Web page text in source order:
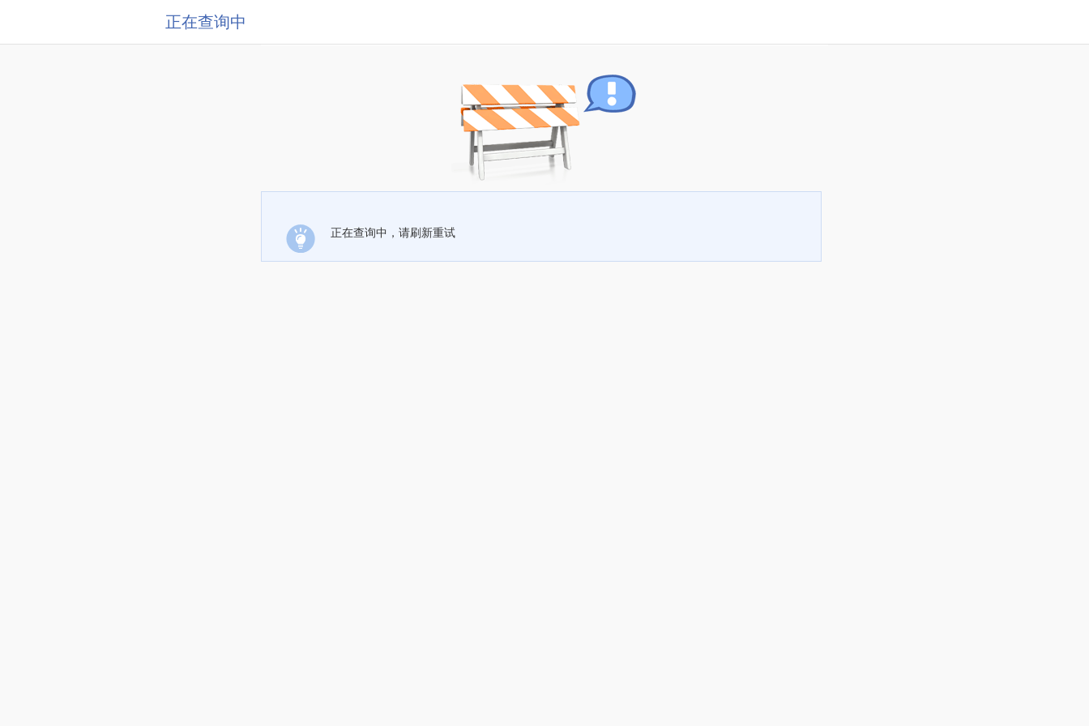
正在查询中
正在查询中，请刷新重试